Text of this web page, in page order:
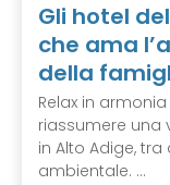
Gli hotel
che ama
della
Relax in
riassumere una
in Alto Adige,
ambientale. ...